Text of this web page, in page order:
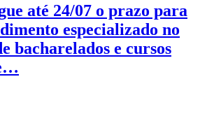
até 24/07 o prazo para
especializado no
bacharelados e cursos